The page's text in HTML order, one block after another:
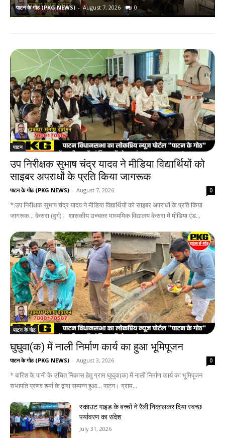
पाटन के गोठ (PKG NEWS) - August 7, 2026 0
पाटन
उप निरीक्षक सुभाष चंद्र यादव ने मीडिया विद्यार्थियों को
साइबर अपराधों के प्रति किया जागरूक
पाटन के गोठ (PKG NEWS) - August 7, 2026 0
*:उप निरीक्षक सुभाष चंद्र यादव ने मीडिया विद्यार्थियों को साइबर अपराधों के प्रति किया
जागरूक... केसरा (दुर्ग)। शासकीय उच्चतर माध्यमिक विद्यालय केसरा में मीडिया एंड...
पाटन के गोठ
घुघुवा(क) में नाली निर्माण कार्य का हुआ भूमिपूजन
पाटन के गोठ (PKG NEWS) - August 3, 2026 0
* बारिश के पानी के उचित निकास हेतु ग्राम घुघुवा(क) में नाली निर्माण कार्य का भूमिपूजन
सभापति प्रणव शर्मा के द्वारा सम्पन्न हुआ... पाटन। ग्राम...
स्काउट गाइड के बच्चों ने रैली निकालकर दिया स्वच्छ
पर्यावरण का संदेश
July 31, 2026